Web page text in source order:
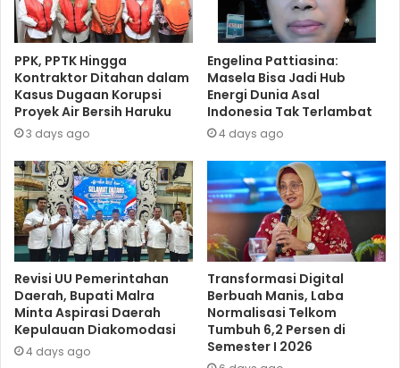
PPK, PPTK Hingga
Kontraktor Ditahan dalam
Kasus Dugaan Korupsi
Proyek Air Bersih Haruku
3 days ago
Engelina Pattiasina:
Masela Bisa Jadi Hub
Energi Dunia Asal
Indonesia Tak Terlambat
4 days ago
Revisi UU Pemerintahan
Daerah, Bupati Malra
Minta Aspirasi Daerah
Kepulauan Diakomodasi
4 days ago
Transformasi Digital
Berbuah Manis, Laba
Normalisasi Telkom
Tumbuh 6,2 Persen di
Semester I 2026